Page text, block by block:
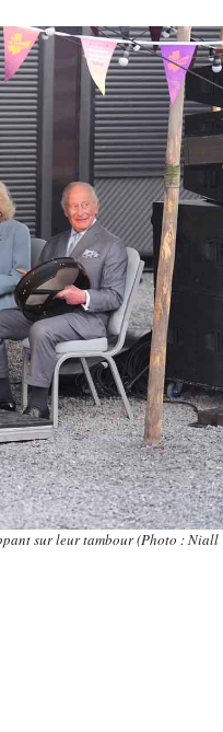
sur leur tambour (Photo : Niall